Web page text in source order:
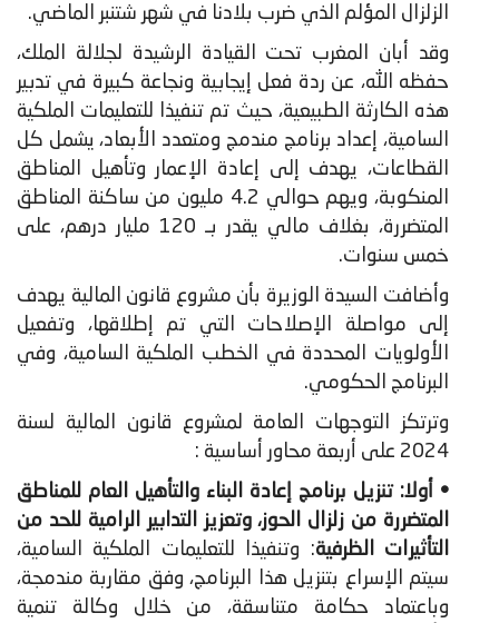
الزلزال المؤلم الذي ضرب بلادنا في شهر شتنبر الماضي.
وقد أبان المغرب تحت القيادة الرشيدة لجلالة الملك،
حفظه الله، عن ردة فعل إيجابية ونجاعة كبيرة في تدبير
هذه الكارثة الطبيعية، حيث تم تنفيذا للتعليمات الملكية
السامية، إعداد برنامج مندمج ومتعدد الأبعاد، يشمل كل
القطاعات، يهدف إلى إعادة الإعمار وتأهيل المناطق
المنكوبة، ويهم حوالي 4.2 مليون من ساكنة المناطق
المتضررة، بغلاف مالي يقدر بـ 120 مليار درهم، على
خمس سنوات.
وأضافت السيدة الوزيرة بأن مشروع قانون المالية يهدف
إلى مواصلة الإصلاحات التي تم إطلاقها، وتفعيل
الأولويات المحددة في الخطب الملكية السامية، وفي
البرنامج الحكومي.
وترتكز التوجهات العامة لمشروع قانون المالية لسنة
2024 على أربعة محاور أساسية :
• أولا: تنزيل برنامج إعادة البناء والتأهيل العام للمناطق
المتضررة من زلزال الحوز، وتعزيز التدابير الرامية للحد من
التأثيرات الظرفية: وتنفيذا للتعليمات الملكية السامية،
سيتم الإسراع بتنزيل هذا البرنامج، وفق مقاربة مندمجة،
وباعتماد حكامة متناسقة، من خلال وكالة تنمية